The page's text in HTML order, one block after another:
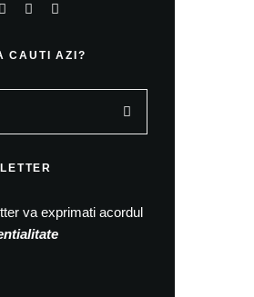
CAUTI AZI?
va exprimati acordul